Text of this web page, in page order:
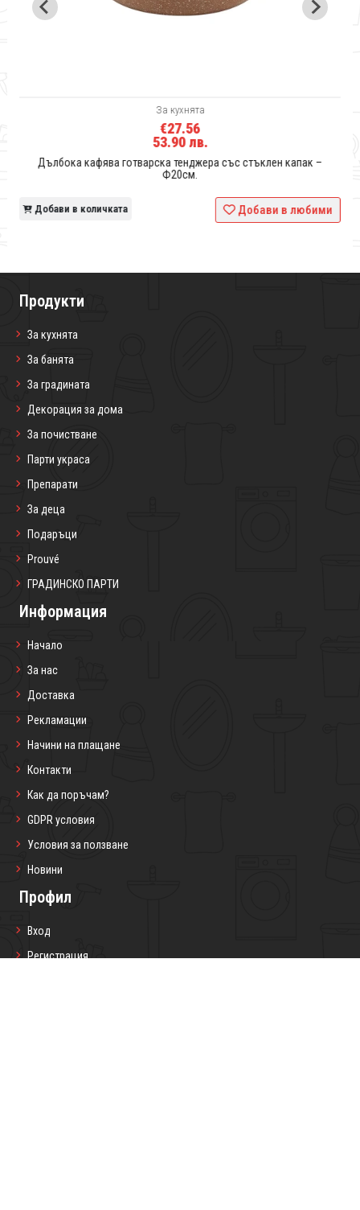
За кухнята
€27.56
53.90 лв.
Дълбока кафява готварска тенджера със стъклен капак –
Ф20см.
Добави в количката Добави в любими
Продукти
За кухнята
За банята
За градината
Декорация за дома
За почистване
Парти украса
Препарати
За деца
Подаръци
Prouvé
ГРАДИНСКО ПАРТИ
Информация
Начало
За нас
Доставка
Рекламации
Начини на плащане
Контакти
Как да поръчам?
GDPR условия
Условия за ползване
Новини
Профил
Вход
Регистрация